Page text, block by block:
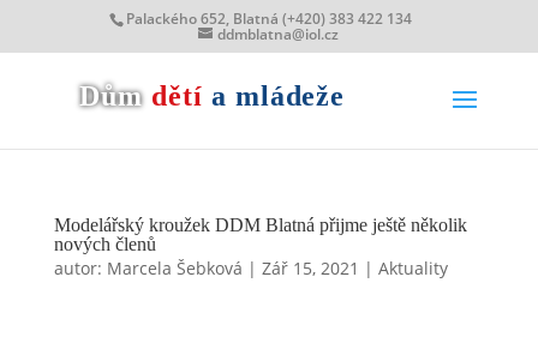
Palackého 652, Blatná (+420) 383 422 134
ddmblatna@iol.cz
Dům dětí a mládeže
Modelářský kroužek DDM Blatná přijme ještě několik
nových členů
autor: Marcela Šebková | Zář 15, 2021 | Aktuality